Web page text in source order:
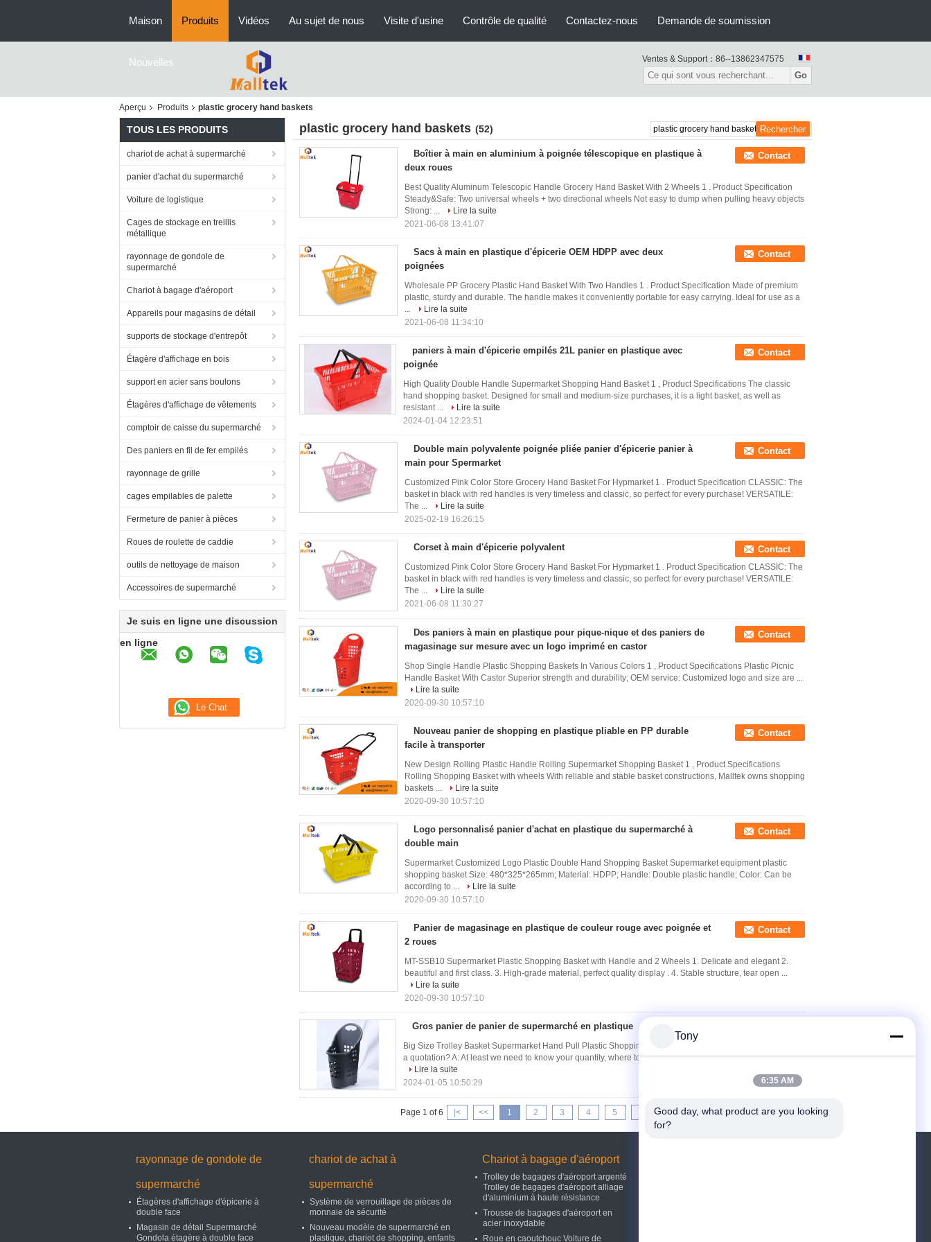
Maison Produits Vidéos Au sujet de nous Visite d'usine Contrôle de qualité Contactez-nous Demande de soumission
Nouvelles Ventes & Support： 86--13862347575
Go
Aperçu Produits plastic grocery hand baskets
TOUS LES PRODUITS
chariot de achat à supermarché
panier d'achat du supermarché
Voiture de logistique
Cages de stockage en treillis
métallique
rayonnage de gondole de
supermarché
Chariot à bagage d'aéroport
Appareils pour magasins de détail
supports de stockage d'entrepôt
Étagère d'affichage en bois
support en acier sans boulons
Étagères d'affichage de vêtements
comptoir de caisse du supermarché
Des paniers en fil de fer empilés
rayonnage de grille
cages empilables de palette
Fermeture de panier à pièces
Roues de roulette de caddie
outils de nettoyage de maison
Accessoires de supermarché
Je suis en ligne une discussion
en ligne
plastic grocery hand baskets (52)
Boîtier à main en aluminium à poignée télescopique en plastique à
deux roues
Contact
Best Quality Aluminum Telescopic Handle Grocery Hand Basket With 2 Wheels 1 . Product Specification
Steady&Safe: Two universal wheels + two directional wheels Not easy to dump when pulling heavy objects
Strong: ...
Lire la suite
2021-06-08 13:41:07
Sacs à main en plastique d'épicerie OEM HDPP avec deux
poignées
Contact
Wholesale PP Grocery Plastic Hand Basket With Two Handles 1 . Product Specification Made of premium
plastic, sturdy and durable. The handle makes it conveniently portable for easy carrying. Ideal for use as a
...
Lire la suite
2021-06-08 11:34:10
paniers à main d'épicerie empilés 21L panier en plastique avec
poignée
Contact
High Quality Double Handle Supermarket Shopping Hand Basket 1 , Product Specifications The classic
hand shopping basket. Designed for small and medium-size purchases, it is a light basket, as well as
resistant ...
Lire la suite
2024-01-04 12:23:51
Double main polyvalente poignée pliée panier d'épicerie panier à
main pour Spermarket
Contact
Customized Pink Color Store Grocery Hand Basket For Hypmarket 1 . Product Specification CLASSIC: The
basket in black with red handles is very timeless and classic, so perfect for every purchase! VERSATILE:
The ...
Lire la suite
2025-02-19 16:26:15
Corset à main d'épicerie polyvalent Contact
Customized Pink Color Store Grocery Hand Basket For Hypmarket 1 . Product Specification CLASSIC: The
basket in black with red handles is very timeless and classic, so perfect for every purchase! VERSATILE:
The ...
Lire la suite
2021-06-08 11:30:27
Des paniers à main en plastique pour pique-nique et des paniers de
magasinage sur mesure avec un logo imprimé en castor
Contact
Shop Single Handle Plastic Shopping Baskets In Various Colors 1 , Product Specifications Plastic Picnic
Handle Basket With Castor Superior strength and durability; OEM service: Customized logo and size are ...
Lire la suite
2020-09-30 10:57:10
Nouveau panier de shopping en plastique pliable en PP durable
facile à transporter
Contact
New Design Rolling Plastic Handle Rolling Supermarket Shopping Basket 1 , Product Specifications
Rolling Shopping Basket with wheels With reliable and stable basket constructions, Malltek owns shopping
baskets ...
Lire la suite
2020-09-30 10:57:10
Logo personnalisé panier d'achat en plastique du supermarché à
double main
Contact
Supermarket Customized Logo Plastic Double Hand Shopping Basket Supermarket equipment plastic
shopping basket Size: 480*325*265mm; Material: HDPP; Handle: Double plastic handle; Color: Can be
according to ...
Lire la suite
2020-09-30 10:57:10
Panier de magasinage en plastique de couleur rouge avec poignée et
2 roues
Contact
MT-SSB10 Supermarket Plastic Shopping Basket with Handle and 2 Wheels 1. Delicate and elegant 2.
beautiful and first class. 3. High-grade material, perfect quality display . 4. Stable structure, tear open ...
Lire la suite
2020-09-30 10:57:10
Gros panier de panier de supermarché en plastique
Big Size Trolley Basket Supermarket Hand Pull Plastic Shopping Baskets​ 1) What information is needed for
a quotation? A: At least we need to know your quantity, where to ship. If you want a customized design, ...
Lire la suite
2024-01-05 10:50:29
Page 1 of 6 |< << 1 2 3 4 5 >> >|
rayonnage de gondole de
supermarché
Étagères d'affichage d'épicerie à
double face
Magasin de détail Supermarché
Gondola étagère à double face
chariot de achat à
supermarché
Système de verrouillage de pièces de
monnaie de sécurité
Nouveau modèle de supermarché en
plastique, chariot de shopping, enfants
Chariot à bagage d'aéroport
Trolley de bagages d'aéroport argenté
Trolley de bagages d'aéroport alliage
d'aluminium à haute résistance
Trousse de bagages d'aéroport en
acier inoxydable
Roue en caoutchouc Voiture de
Tony
6:35 AM
Good day, what product are you looking
for?